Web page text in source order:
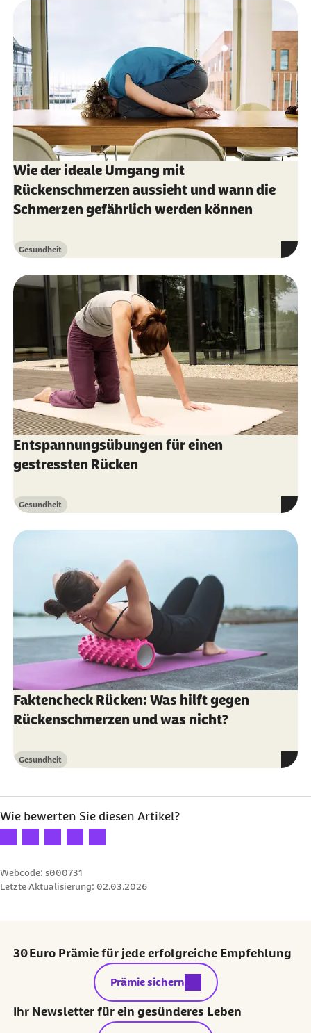
Institut für Qualität und Wirtschaftlichkeit im
Gesundheitswesen (IQWiG): (Abruf vom
17.12.2024)
Rücken und Kreuzschmerzen
Ratgeber Nerven. (Abruf vom 17.12.2024):8
Übungen für die Lendenwirbelsäule
Wie der ideale Umgang mit
Rückenschmerzen aussieht und wann die
Schmerzen gefährlich werden können
Kategorie
Gesundheit
Entspannungsübungen für einen
gestressten Rücken
Kategorie
Gesundheit
Faktencheck Rücken: Was hilft gegen
Rückenschmerzen und was nicht?
Kategorie
Gesundheit
Wie bewerten Sie diesen Artikel?
Ihre Bewertung: 1 Stern
Ihre Bewertung: 2 Sterne
Ihre Bewertung: 3 Sterne
Ihre Bewertung: 4 Sterne
Ihre Bewertung: 5 Sterne
Webcode: s000731
Letzte Aktualisierung: 02.03.2026
30 Euro Prämie für jede erfolgreiche Empfehlung
externer Link:
Prämie sichern
Ihr Newsletter für ein gesünderes Leben